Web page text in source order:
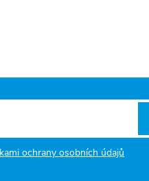
ochrany osobních údajů